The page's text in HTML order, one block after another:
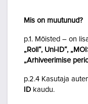
Mis on muutunud?
p.1. Mõisted – on
„Roll“, Uni-ID“,
„Arhiveerimise
p.2.4 Kasutaja
ID kaudu.